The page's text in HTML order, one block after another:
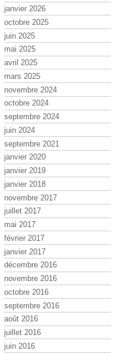
janvier 2026
octobre 2025
juin 2025
mai 2025
avril 2025
mars 2025
novembre 2024
octobre 2024
septembre 2024
juin 2024
septembre 2021
janvier 2020
janvier 2019
janvier 2018
novembre 2017
juillet 2017
mai 2017
février 2017
janvier 2017
décembre 2016
novembre 2016
octobre 2016
septembre 2016
août 2016
juillet 2016
juin 2016